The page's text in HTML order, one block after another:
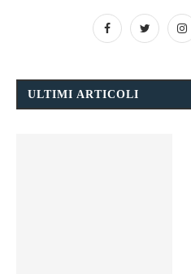
ULTIMI ARTICOLI